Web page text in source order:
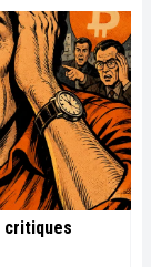
critiques